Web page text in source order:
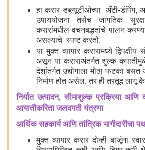
हा करार डब्ल्यूटीओच्या अँटी-डंपिंग,
उपाययोजना तसेच जागतिक
करारांमधील वचनबद्धतांचे पालन
असल्याचे स्पष्ट करतो.
या मुक्त व्यापार करारामध्ये
असून या कराराअंतर्गत शुल्क
देशांतर्गत उद्योगाला मोठा फटका
निर्माण होत असेल, तर ही तरतूद
निर्यात उत्पादन, सीमाशुल्क प्रक्रिया आणि
आयातीकरिता जलदगती यंत्रणा
आर्थिक सहकार्य आणि तांत्रिक भागीदारीचा
मुक्त व्यापार करार दोन्ही बाजूंना